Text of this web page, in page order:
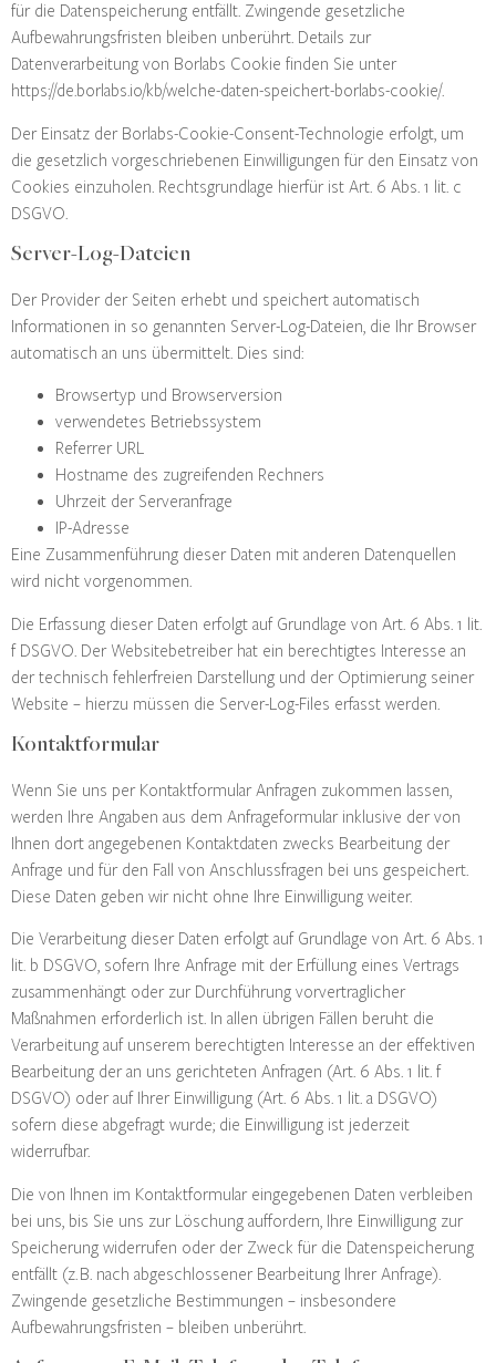
für die Datenspeicherung entfällt. Zwingende gesetzliche
Aufbewahrungsfristen bleiben unberührt. Details zur
Datenverarbeitung von Borlabs Cookie finden Sie unter
https://de.borlabs.io/kb/welche-daten-speichert-borlabs-cookie/.
Der Einsatz der Borlabs-Cookie-Consent-Technologie erfolgt, um
die gesetzlich vorgeschriebenen Einwilligungen für den Einsatz von
Cookies einzuholen. Rechtsgrundlage hierfür ist Art. 6 Abs. 1 lit. c
DSGVO.
Server-Log-Dateien
Der Provider der Seiten erhebt und speichert automatisch
Informationen in so genannten Server-Log-Dateien, die Ihr Browser
automatisch an uns übermittelt. Dies sind:
Browsertyp und Browserversion
verwendetes Betriebssystem
Referrer URL
Hostname des zugreifenden Rechners
Uhrzeit der Serveranfrage
IP-Adresse
Eine Zusammenführung dieser Daten mit anderen Datenquellen
wird nicht vorgenommen.
Die Erfassung dieser Daten erfolgt auf Grundlage von Art. 6 Abs. 1 lit.
f DSGVO. Der Websitebetreiber hat ein berechtigtes Interesse an
der technisch fehlerfreien Darstellung und der Optimierung seiner
Website – hierzu müssen die Server-Log-Files erfasst werden.
Kontaktformular
Wenn Sie uns per Kontaktformular Anfragen zukommen lassen,
werden Ihre Angaben aus dem Anfrageformular inklusive der von
Ihnen dort angegebenen Kontaktdaten zwecks Bearbeitung der
Anfrage und für den Fall von Anschlussfragen bei uns gespeichert.
Diese Daten geben wir nicht ohne Ihre Einwilligung weiter.
Die Verarbeitung dieser Daten erfolgt auf Grundlage von Art. 6 Abs. 1
lit. b DSGVO, sofern Ihre Anfrage mit der Erfüllung eines Vertrags
zusammenhängt oder zur Durchführung vorvertraglicher
Maßnahmen erforderlich ist. In allen übrigen Fällen beruht die
Verarbeitung auf unserem berechtigten Interesse an der effektiven
Bearbeitung der an uns gerichteten Anfragen (Art. 6 Abs. 1 lit. f
DSGVO) oder auf Ihrer Einwilligung (Art. 6 Abs. 1 lit. a DSGVO)
sofern diese abgefragt wurde; die Einwilligung ist jederzeit
widerrufbar.
Die von Ihnen im Kontaktformular eingegebenen Daten verbleiben
bei uns, bis Sie uns zur Löschung auffordern, Ihre Einwilligung zur
Speicherung widerrufen oder der Zweck für die Datenspeicherung
entfällt (z. B. nach abgeschlossener Bearbeitung Ihrer Anfrage).
Zwingende gesetzliche Bestimmungen – insbesondere
Aufbewahrungsfristen – bleiben unberührt.